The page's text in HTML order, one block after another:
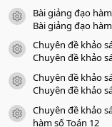
icon tài liệu
Bài giảng đạo
Bài giảng đạo
icon tài liệu
Chuyên đề khảo
Chuyên đề khảo
icon tài liệu
Chuyên đề khảo
Chuyên đề khảo
icon tài liệu
Chuyên đề khảo
hàm số Toán 12